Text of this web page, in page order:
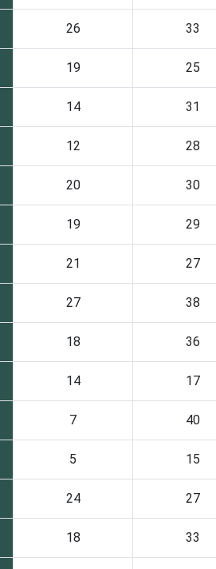
26 33
19 25
14 31
12 28
20 30
19 29
21 27
27 38
18 36
14 17
7 40
5 15
24 27
18 33